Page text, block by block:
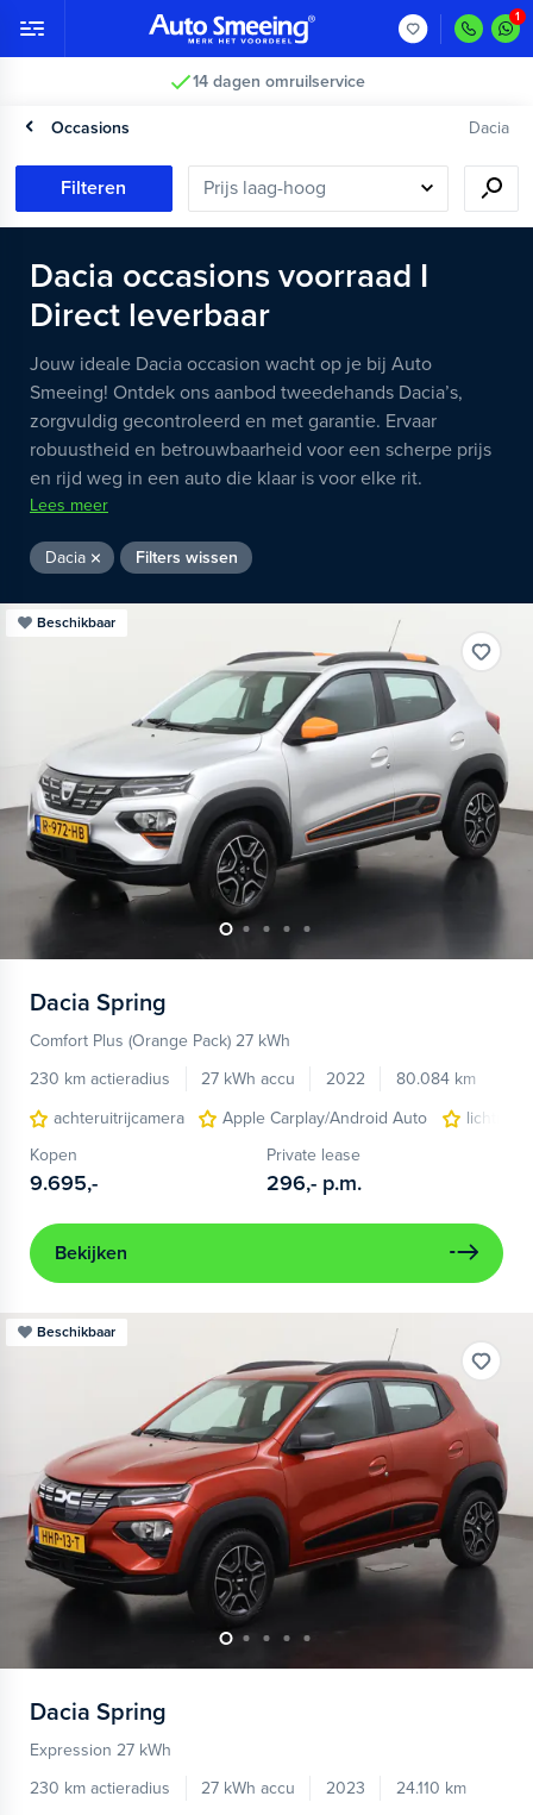
14 dagen omruilservice
Occasions Dacia
Filteren
Dacia occasions voorraad I
Direct leverbaar
Jouw ideale Dacia occasion wacht op je bij Auto
Smeeing! Ontdek ons aanbod tweedehands Dacia’s,
zorgvuldig gecontroleerd en met garantie. Ervaar
robuustheid en betrouwbaarheid voor een scherpe prijs
en rijd weg in een auto die klaar is voor elke rit.
Lees meer
Dacia Filters wissen
Beschikbaar
Dacia Spring
Comfort Plus (Orange Pack) 27 kWh
230 km actieradius
27 kWh accu 2022
80.084 km
achteruitrijcamera
Apple Carplay/Android Auto
Kopen
9.695,-
Private lease
296,- p.m.
Bekijken
Beschikbaar
Dacia Spring
Expression 27 kWh
230 km actieradius
27 kWh accu 2023
24.110 km